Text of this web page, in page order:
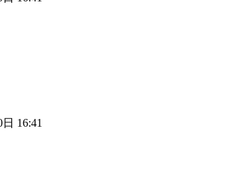
16:41